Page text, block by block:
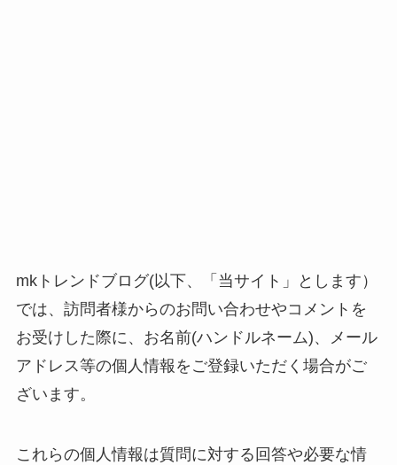
mkトレンドブログ(以下、「当サイト」とします）
では、訪問者様からのお問い合わせやコメントを
お受けした際に、お名前(ハンドルネーム)、メール
アドレス等の個人情報をご登録いただく場合がご
ざいます。
これらの個人情報は質問に対する回答や必要な情